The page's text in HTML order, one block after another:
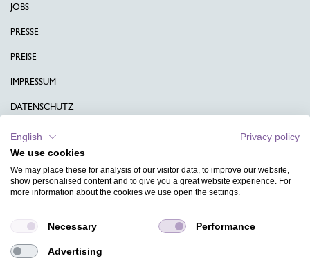
JOBS
PRESSE
PREISE
IMPRESSUM
DATENSCHUTZ
KONTAKT
AGB
CHARITY
MAGAZIN
HILFE
English
Privacy policy
We use cookies
We may place these for analysis of our visitor data, to improve our website,
show personalised content and to give you a great website experience. For
more information about the cookies we use open the settings.
Necessary Performance
Advertising